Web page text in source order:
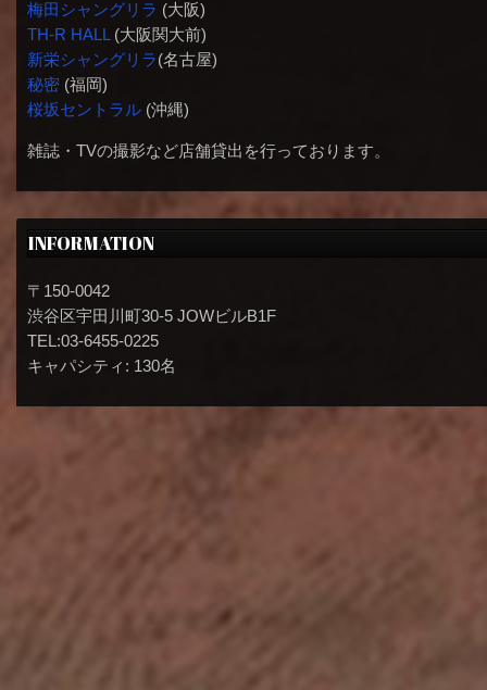
梅田シャングリラ (大阪)
TH-R HALL(大阪関大前)
新栄シャングリラ(名古屋)
秘密(福岡)
桜坂セントラル(沖縄)
雑誌・TVの撮影など店舗貸出を行っております。
INFORMATION
〒150-0042
渋谷区宇田川町30-5 JOWビルB1F
TEL:03-6455-0225
キャパシティ: 130名